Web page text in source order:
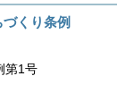
くり条例
第1号